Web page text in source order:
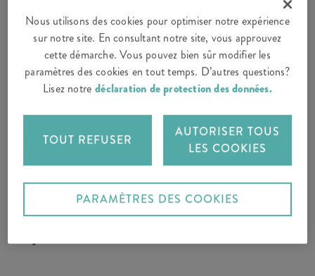
PRESTATIONS INCLUSES
Prise en charge des frais de
Nous utilisons des cookies pour optimiser notre expérience
sur notre site. En consultant notre site, vous approuvez
cette démarche. Vous pouvez bien sûr modifier les
paramètres des cookies en tout temps. D’autres questions?
Lisez notre déclaration de protection des données.
TOUT REFUSER
AUTORISER TOUS
LES COOKIES
PARAMÈTRES DES COOKIES